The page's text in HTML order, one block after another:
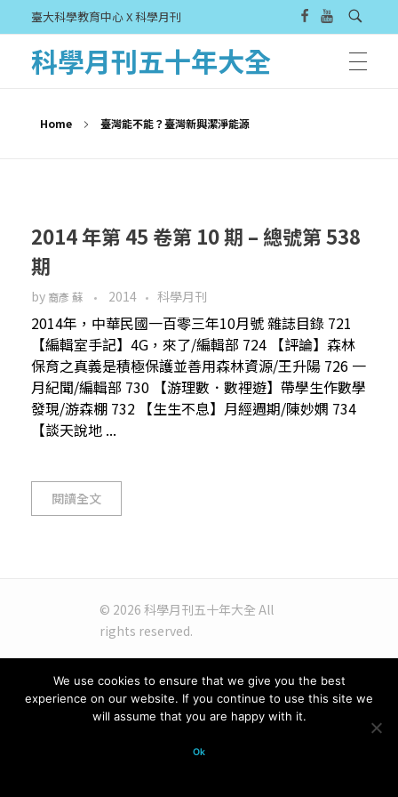
臺大科學教育中心 X 科學月刊
科學月刊五十年大全
Home 臺灣能不能？臺灣新興潔淨能源
2014 年第 45 卷第 10 期 – 總號第 538
期
by 裔彥 蘇 2014 科學月刊
2014年，中華民國一百零三年10月號 雜誌目錄 721
【編輯室手記】4G，來了/編輯部 724 【評論】森林
保育之真義是積極保護並善用森林資源/王升陽 726 一
月紀聞/編輯部 730 【游理數．數裡遊】帶學生作數學
發現/游森棚 732 【生生不息】月經週期/陳妙嫻 734
【談天說地 ...
閱讀全文
© 2026 科學月刊五十年大全 All
rights reserved.
We use cookies to ensure that we give you the best
experience on our website. If you continue to use this site we
will assume that you are happy with it.
Ok